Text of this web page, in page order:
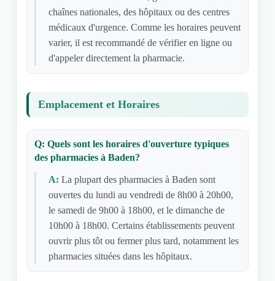
chaînes nationales, des hôpitaux ou des centres
médicaux d'urgence. Comme les horaires peuvent
varier, il est recommandé de vérifier en ligne ou
d'appeler directement la pharmacie.
Emplacement et Horaires
Q: Quels sont les horaires d'ouverture typiques
des pharmacies à Baden?
A: La plupart des pharmacies à Baden sont
ouvertes du lundi au vendredi de 8h00 à 20h00,
le samedi de 9h00 à 18h00, et le dimanche de
10h00 à 18h00. Certains établissements peuvent
ouvrir plus tôt ou fermer plus tard, notamment les
pharmacies situées dans les hôpitaux.